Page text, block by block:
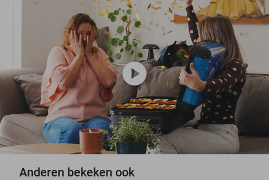
play_circle
Anderen bekeken ook